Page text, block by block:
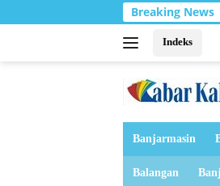
ke
Breaking News
Indeks
Banjarmasin
Balangan